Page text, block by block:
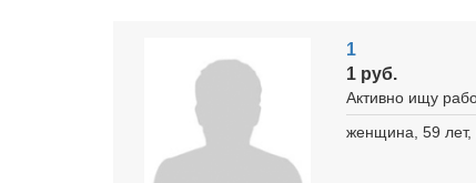
1
1 руб.
Активно ищу
женщина, 59